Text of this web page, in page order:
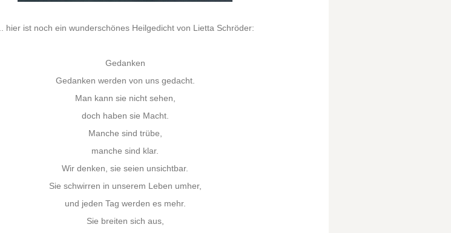
... hier ist noch ein wunderschönes Heilgedicht von Lietta Schröder:
Gedanken
Gedanken werden von uns gedacht.
Man kann sie nicht sehen,
doch haben sie Macht.
Manche sind trübe,
manche sind klar.
Wir denken, sie seien unsichtbar.
Sie schwirren in unserem Leben umher,
und jeden Tag werden es mehr.
Sie breiten sich aus,